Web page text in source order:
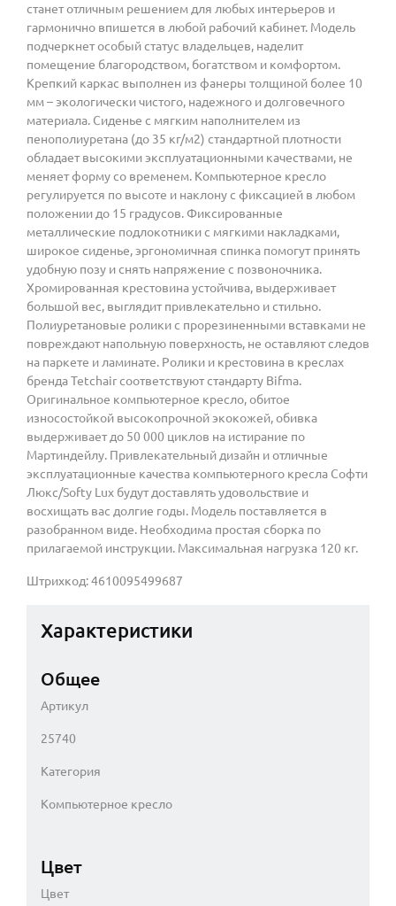
станет отличным решением для любых интерьеров и
гармонично впишется в любой рабочий кабинет. Модель
подчеркнет особый статус владельцев, наделит
помещение благородством, богатством и комфортом.
Крепкий каркас выполнен из фанеры толщиной более 10
мм – экологически чистого, надежного и долговечного
материала. Сиденье с мягким наполнителем из
пенополиуретана (до 35 кг/м2) стандартной плотности
обладает высокими эксплуатационными качествами, не
меняет форму со временем. Компьютерное кресло
регулируется по высоте и наклону с фиксацией в любом
положении до 15 градусов. Фиксированные
металлические подлокотники с мягкими накладками,
широкое сиденье, эргономичная спинка помогут принять
удобную позу и снять напряжение с позвоночника.
Хромированная крестовина устойчива, выдерживает
большой вес, выглядит привлекательно и стильно.
Полиуретановые ролики с прорезиненными вставками не
повреждают напольную поверхность, не оставляют следов
на паркете и ламинате. Ролики и крестовина в креслах
бренда Tetchair соответствуют стандарту Bifma.
Оригинальное компьютерное кресло, обитое
износостойкой высокопрочной экокожей, обивка
выдерживает до 50 000 циклов на истирание по
Мартиндейлу. Привлекательный дизайн и отличные
эксплуатационные качества компьютерного кресла Софти
Люкс/Softy Lux будут доставлять удовольствие и
восхищать вас долгие годы. Модель поставляется в
разобранном виде. Необходима простая сборка по
прилагаемой инструкции. Максимальная нагрузка 120 кг.
Штрихкод: 4610095499687
Характеристики
Общее
Артикул
25740
Категория
Компьютерное кресло
Цвет
Цвет